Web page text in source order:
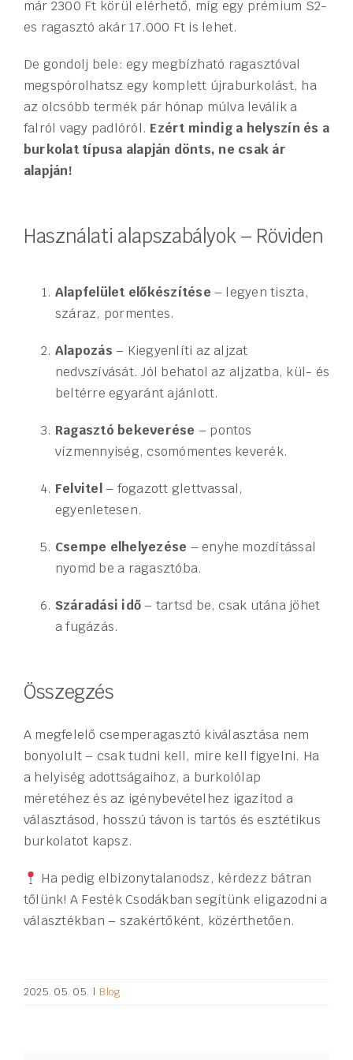
már 2300 Ft körül elérhető, míg egy prémium S2-
es ragasztó akár 17.000 Ft is lehet.
De gondolj bele: egy megbízható ragasztóval
megspórolhatsz egy komplett újraburkolást, ha
az olcsóbb termék pár hónap múlva leválik a
falról vagy padlóról. Ezért mindig a helyszín és a
burkolat típusa alapján dönts, ne csak ár
alapján!
Használati alapszabályok – Röviden
Alapfelület előkészítése – legyen tiszta,
száraz, pormentes.
Alapozás – Kiegyenlíti az aljzat
nedvszívását. Jól behatol az aljzatba, kül- és
beltérre egyaránt ajánlott.
Ragasztó bekeverése – pontos
vízmennyiség, csomómentes keverék.
Felvitel– fogazott glettvassal,
egyenletesen.
Csempe elhelyezése – enyhe mozdítással
nyomd be a ragasztóba.
Száradási idő– tartsd be, csak utána jöhet
a fugázás.
Összegzés
A megfelelő csemperagasztó kiválasztása nem
bonyolult – csak tudni kell, mire kell figyelni. Ha
a helyiség adottságaihoz, a burkolólap
méretéhez és az igénybevételhez igazítod a
választásod, hosszú távon is tartós és esztétikus
burkolatot kapsz.
Ha pedig elbizonytalanodsz, kérdezz bátran
tőlünk! A Festék Csodákban segítünk eligazodni a
választékban – szakértőként, közérthetően.
2025. 05. 05. | Blog